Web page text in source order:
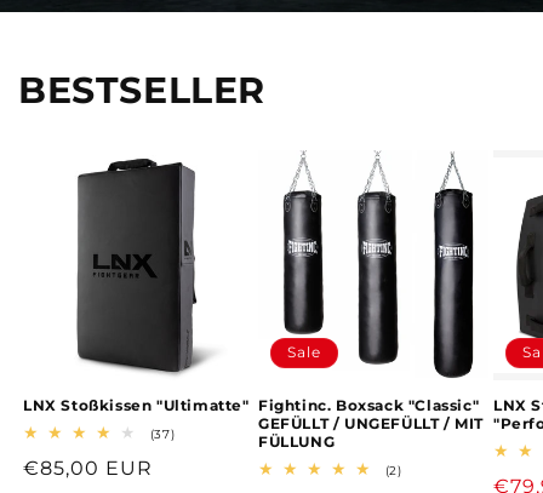
BESTSELLER
LNX Stoßkissen "Ultimatte"
(37)37
Bewertungen
Normaler
€85,00 EUR
Sale
Fightinc. Boxsack "Classic"
GEFÜLLT / UNGEFÜLLT / MIT
FÜLLUNG
(2)2
Bewertungen
LNX